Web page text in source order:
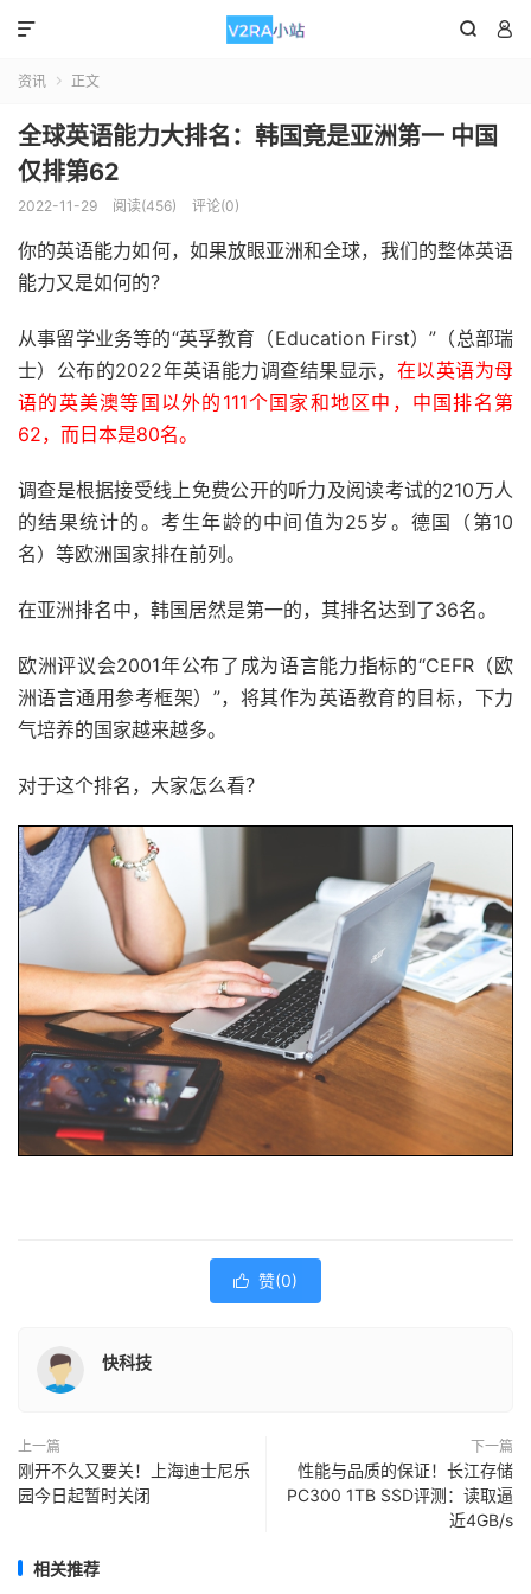
 

资讯  正文
全球英语能力大排名：韩国竟是亚洲第一 中国
仅排第62
2022-11-29 阅读(456) 评论(0)
你的英语能力如何，如果放眼亚洲和全球，我们的整体英语
能力又是如何的？
从事留学业务等的“英孚教育（Education First）”（总部瑞
士）公布的2022年英语能力调查结果显示， 在以英语为母
语的英美澳等国以外的111个国家和地区中，中国排名第
62，而日本是80名。
调查是根据接受线上免费公开的听力及阅读考试的210万人
的结果统计的。考生年龄的中间值为25岁。德国（第10
名）等欧洲国家排在前列。
在亚洲排名中，韩国居然是第一的，其排名达到了36名。
欧洲评议会2001年公布了成为语言能力指标的“CEFR（欧
洲语言通用参考框架）”，将其作为英语教育的目标，下力
气培养的国家越来越多。
对于这个排名，大家怎么看？
 赞(0)
快科技
上一篇
刚开不久又要关！上海迪士尼乐
园今日起暂时关闭
下一篇
性能与品质的保证！长江存储
PC300 1TB SSD评测：读取逼
近4GB/s
相关推荐